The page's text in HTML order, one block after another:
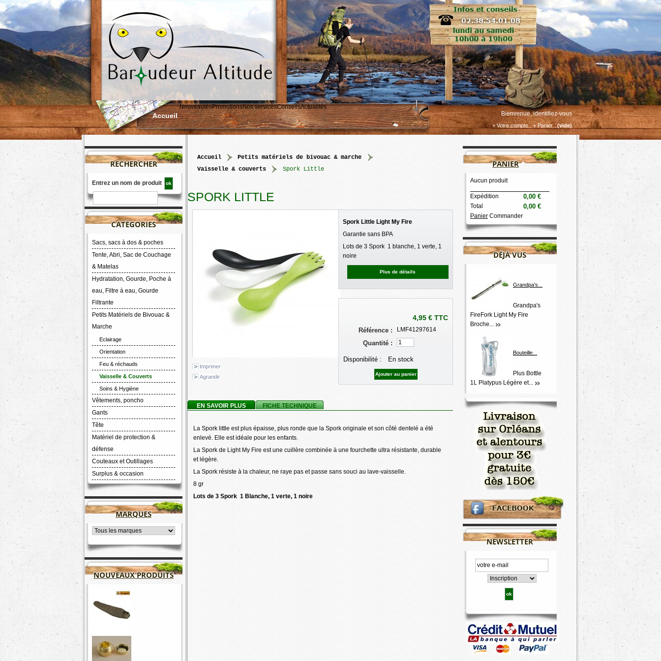
Accueil
NouveautésPromotionsNos servicesConseilsActualités
Bienvenue, identifiez-vous
+ Panier : (vide)
+ Votre compte
RECHERCHER
Entrez un nom de produit
CATÉGORIES
Sacs, sacs à dos & poches
Tente, Abri, Sac de Couchage
& Matelas
Hydratation, Gourde, Poche à
eau, Filtre à eau, Gourde
Filtrante
Petits Matériels de Bivouac &
Marche
Eclairage
Orientation
Feu & réchauds
Vaisselle & Couverts
Soins & Hygiène
Vêtements, poncho
Gants
Tête
Matériel de protection &
défense
Couteaux et Outillages
Surplus & occasion
MARQUES
NOUVEAUX PRODUITS
accueil > petits matériels de bivouac & marche
>
vaisselle & couverts
> Spork Little
SPORK LITTLE
Imprimer
Agrandir
Spork Little Light My Fire
Garantie sans BPA
Lots de 3 Spork 1 blanche, 1 verte, 1
noire
Plus de détails
4,95 €TTC
Référence : LMF41297614
Quantité :
Disponibilité : En stock
EN SAVOIR PLUS FICHE TECHNIQUE
La Spork little est plus épaisse, plus ronde que la Spork originale et son côté dentelé a été
enlevé. Elle est idéale pour les enfants.
La Spork de Light My Fire est une cuillère combinée à une fourchette ultra résistante, durable
et légère.
La Spork résiste à la chaleur, ne raye pas et passe sans souci au lave-vaisselle.
8 gr
Lots de 3 Spork 1 Blanche, 1 verte, 1 noire
PANIER
Aucun produit
Expédition 0,00 €
Total 0,00 €
Panier Commander
DÉJÀ VUS
Grandpa's...
Grandpa's
FireFork Light My Fire
Broche...
Bouteille...
Plus Bottle
1L Platypus Légère et...
NEWSLETTER